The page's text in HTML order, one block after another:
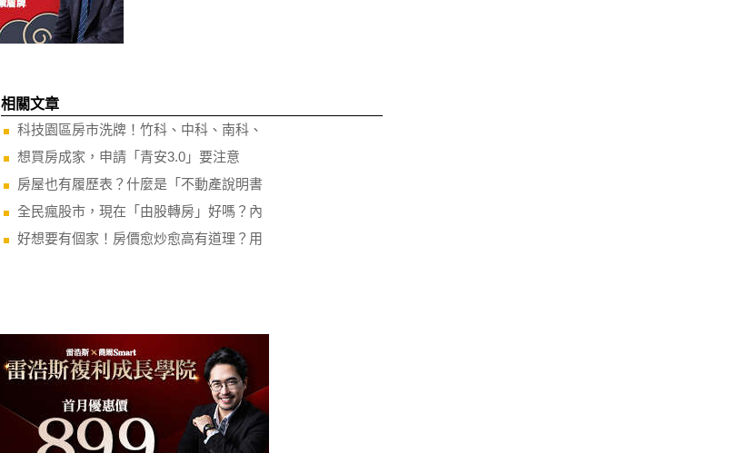
相關文章
科技園區房市洗牌！竹科、中科、南科、
想買房成家，申請「青安3.0」要注意
房屋也有履歷表？什麼是「不動產說明書
全民瘋股市，現在「由股轉房」好嗎？內
好想要有個家！房價愈炒愈高有道理？用